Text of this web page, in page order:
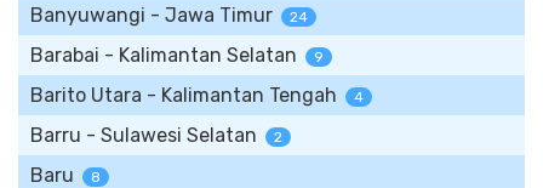
Banyuwangi - Jawa Timur 24
Barabai - Kalimantan Selatan 9
Barito Utara - Kalimantan Tengah 4
Barru - Sulawesi Selatan 2
Baru 8